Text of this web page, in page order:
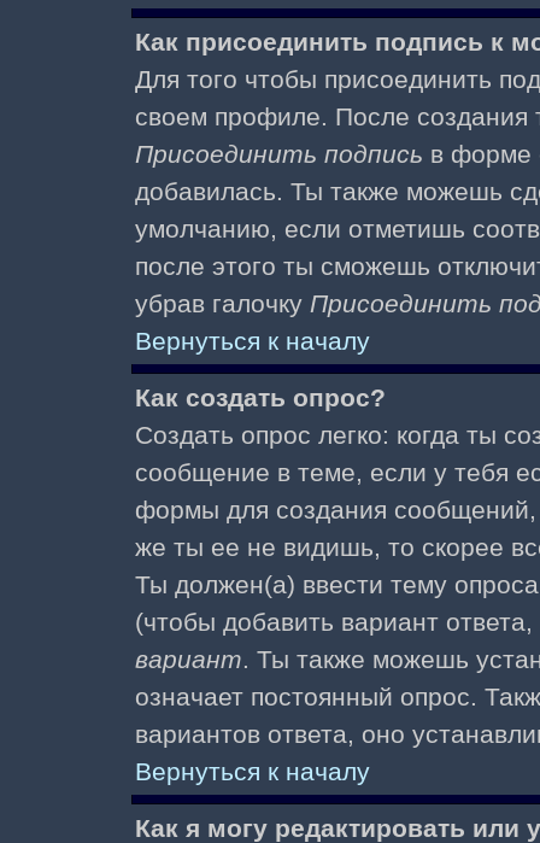
Как присоединить подпись к
Для того чтобы присоединить
своем профиле. После создания
Присоединить подпись в форме
добавилась. Ты также можешь
умолчанию, если отметишь
после этого ты сможешь
убрав галочку Присоединить
Вернуться к началу
Как создать опрос?
Создать опрос легко: когда ты
сообщение в теме, если у тебя
формы для создания
же ты ее не видишь, то скорее
Ты должен(а) ввести тему
(чтобы добавить вариант
вариант. Ты также можешь
означает постоянный опрос.
вариантов ответа, оно
Вернуться к началу
Как я могу редактировать или